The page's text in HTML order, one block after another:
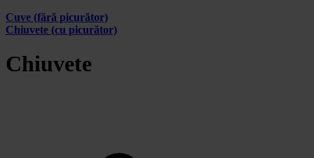
Cuve (fără picurător)
Chiuvete (cu picurător)
Chiuvete